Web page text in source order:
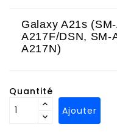
Galaxy A21s
A217F/DSN, SM-
A217N)
Quantité
Ajouter